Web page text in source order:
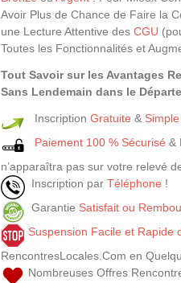
Avoir Plus de Chance de Faire la
une Lecture Attentive des CGU
Toutes les Fonctionnalités et
Tout Savoir sur les Avantages
Sans Lendemain dans le
Inscription Gratuite & Simple
Paiement 100 % Sécurisé &
n’apparaîtra pas sur votre relevé
Inscription par Téléphone !
Garantie Satisfait ou
Suspension Facile et Rapide
RencontresLocales.Com en
Nombreuses Offres